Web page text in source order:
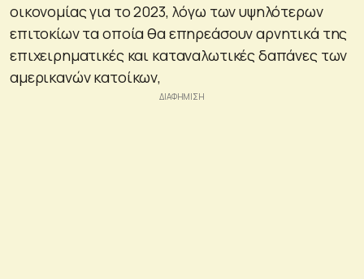
οικονομίας για το 2023, λόγω των υψηλότερων
επιτοκίων τα οποία θα επηρεάσουν αρνητικά της
επιχειρηματικές και καταναλωτικές δαπάνες των
αμερικανών κατοίκων,